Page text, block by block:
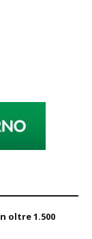
oltre 1.500